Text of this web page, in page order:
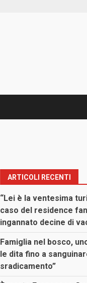
ARTICOLI RECENTI
“Lei è la ventesima
caso del residence
ingannato decine di
Famiglia nel bosco,
le dita fino a
sradicamento”